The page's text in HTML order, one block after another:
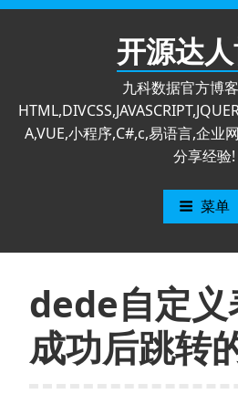
跳
开源达
九科数据官方博
A,VUE,小程序,C#,c,易语言,企业
分享经验!
菜单
dede自定义
成功后跳转